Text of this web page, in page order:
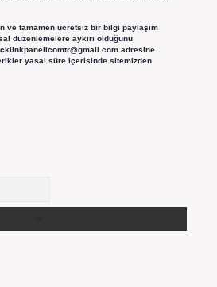
ve tamamen ücretsiz bir bilgi paylaşım
düzenlemelere aykırı olduğunu
adresine
yasal süre içerisinde sitemizden